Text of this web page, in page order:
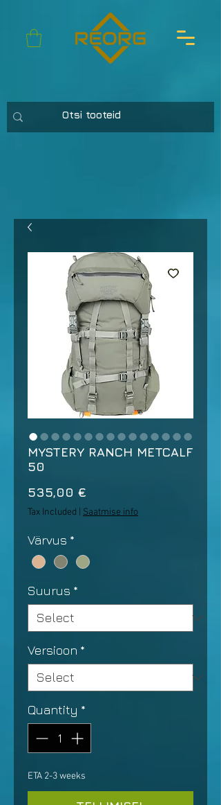
MYSTERY RANCH METCALF
50
535,00 €
Tax Included Saatmise info
Värvus *
Suurus *
Versioon *
Quantity *
ETA 2-3 weeks